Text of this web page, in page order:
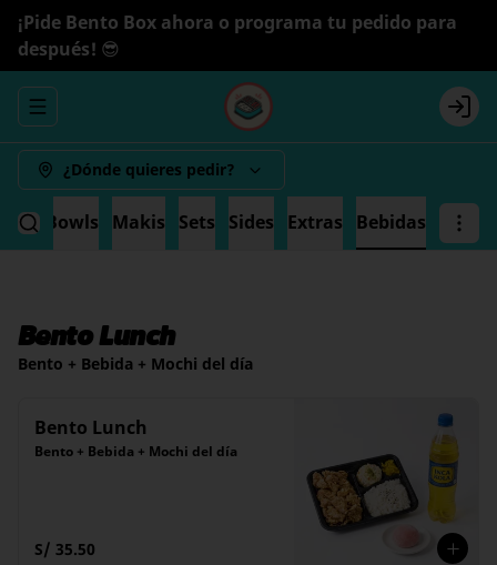
¡Pide Bento Box ahora o programa tu pedido para
después! 😎
Abrir menu de navegación
¿Dónde quieres pedir?
Bowls Makis Sets Sides Extras Bebidas
Bento Lunch
Bento + Bebida + Mochi del día
Bento Lunch
Bento + Bebida + Mochi del día
S/ 35.50